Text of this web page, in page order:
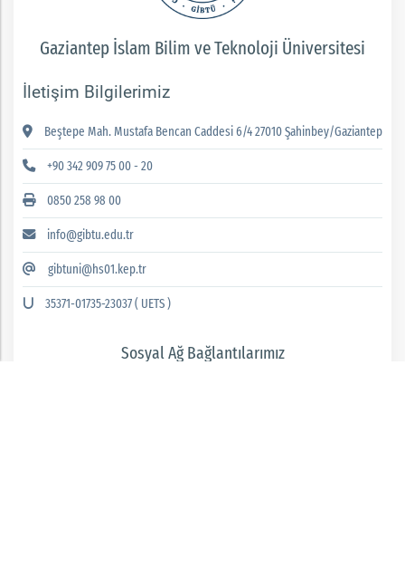
Gaziantep İslam Bilim ve Teknoloji Üniversitesi
İletişim Bilgilerimiz
Beştepe Mah. Mustafa Bencan Caddesi 6/4 27010 Şahinbey/Gaziantep
+90 342 909 75 00 - 20
0850 258 98 00
info@gibtu.edu.tr
gibtuni@hs01.kep.tr
35371-01735-23037 ( UETS )
Sosyal Ağ Bağlantılarımız